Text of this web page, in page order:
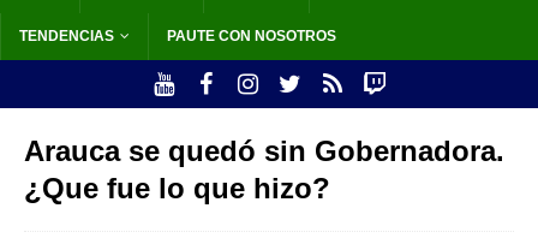
TENDENCIAS PAUTE CON NOSOTROS
Arauca se quedó sin Gobernadora.
¿Que fue lo que hizo?